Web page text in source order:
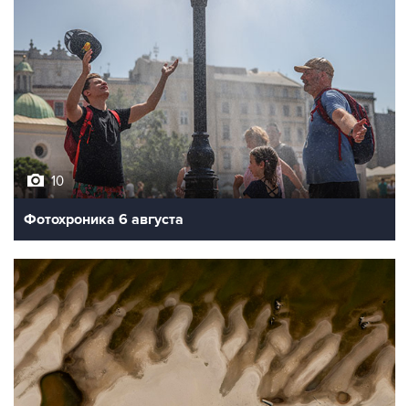
10
Фотохроника 6 августа